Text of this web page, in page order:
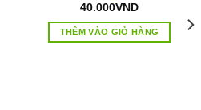
40.000VND
THÊM VÀO GIỎ HÀNG